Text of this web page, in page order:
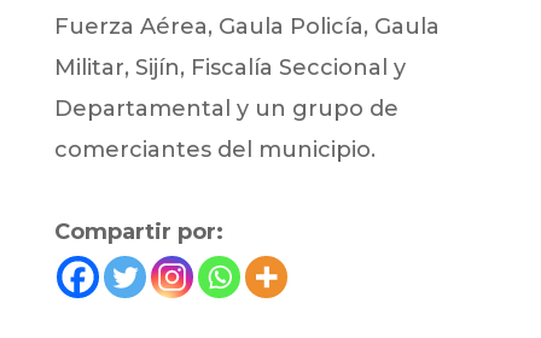
Fuerza Aérea, Gaula Policía, Gaula
Militar, Sijín, Fiscalía Seccional y
Departamental y un grupo de
comerciantes del municipio.
Compartir por: